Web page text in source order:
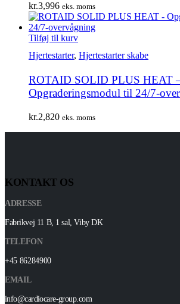
på
varesiden
kr.3,996 eks. moms
Tilføj til kurv
Hjertestarter, Hjertestarter skabe
ROTAID SOLID PLUS HEAT
Opgraderingsmodul til 24/7-
kr.2,820 eks. moms
KONTAKT OS
ADRESSE
Fabrikvej 11 B, 1 sal, Viby DK
TELEFON
+45 86284900
EMAIL
info@cardiocare-group.com